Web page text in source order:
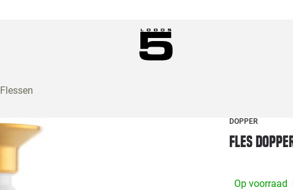
Flessen
DOPPER
Fles
Op voorraad